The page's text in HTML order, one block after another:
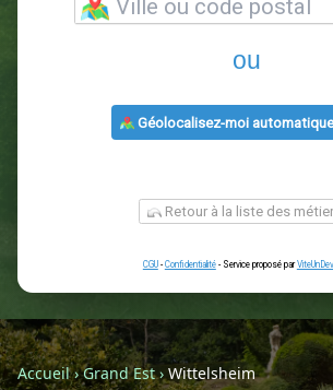
votre
ou
Géolocalisez-moi
Accueil›Grand Est› Wittelsheim